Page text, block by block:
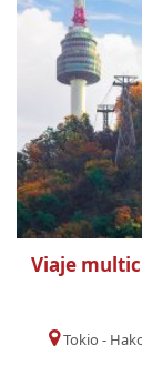
Viaje
Tokio -